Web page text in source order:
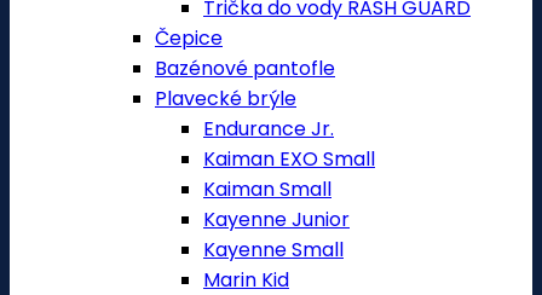
Trička do vody RASH GUARD
Čepice
Bazénové pantofle
Plavecké brýle
Endurance Jr.
Kaiman EXO Small
Kaiman Small
Kayenne Junior
Kayenne Small
Marin Kid